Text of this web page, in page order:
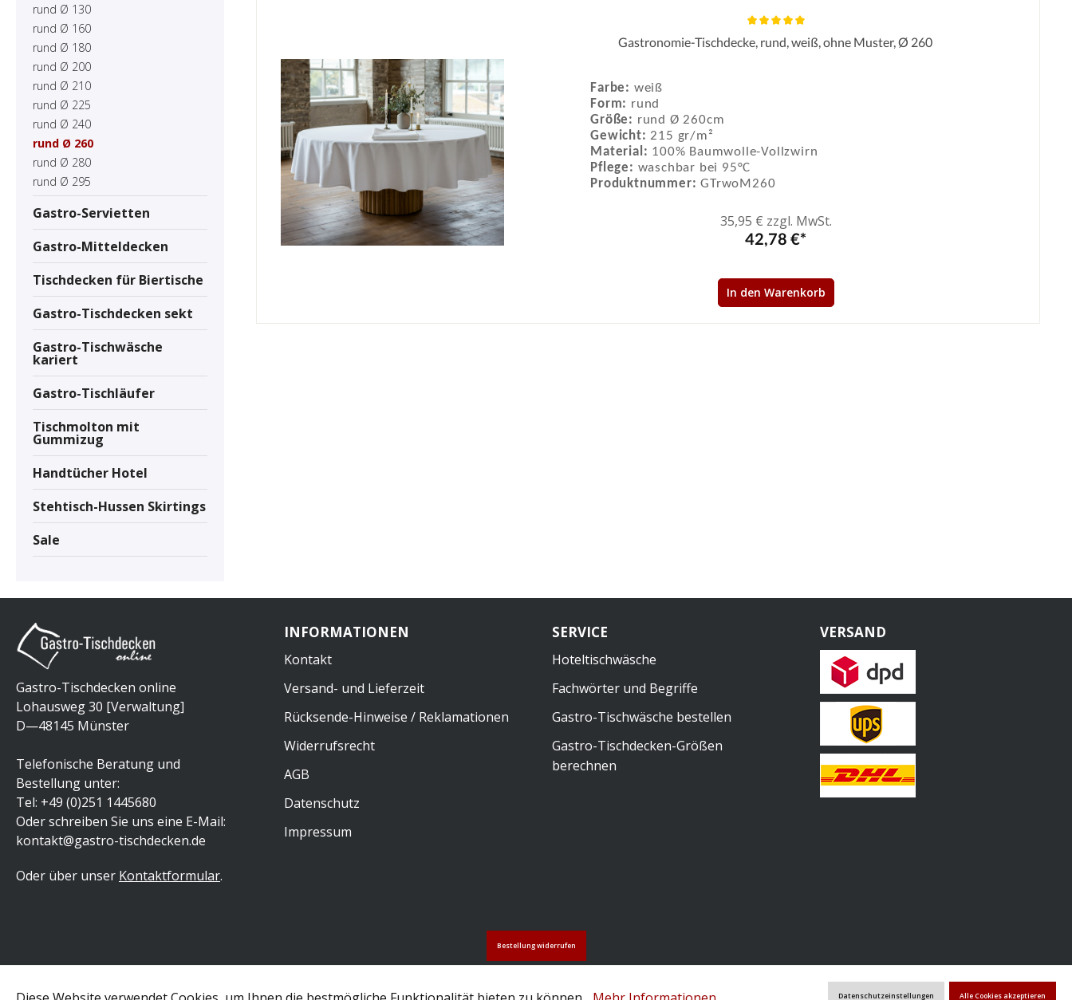
rund Ø 130
rund Ø 160
rund Ø 180
rund Ø 200
rund Ø 210
rund Ø 225
rund Ø 240
rund Ø 260
rund Ø 280
rund Ø 295
Gastro-Servietten
Gastro-Mitteldecken
Tischdecken für Biertische
Gastro-Tischdecken sekt
Gastro-Tischwäsche
kariert
Gastro-Tischläufer
Tischmolton mit
Gummizug
Handtücher Hotel
Stehtisch-Hussen Skirtings
Sale
Durchschnittliche Bewertung von 5 von 5 Sternen
Gastronomie-Tischdecke, rund, weiß, ohne Muster, Ø 260
Farbe: weiß
Form: rund
Größe: rund Ø 260cm
Gewicht:215 gr/m²
Material: 100% Baumwolle-Vollzwirn
Pflege: waschbar bei 95°C
Produktnummer:GTrwoM260
35,95 € zzgl. MwSt.
42,78 €*
In den Warenkorb
Gastro-Tischdecken online
Lohausweg 30 [Verwaltung]
D—48145 Münster
Telefonische Beratung und
Bestellung unter:
Tel: +49 (0)251 1445680
Oder schreiben Sie uns eine E-Mail:
kontakt@gastro-tischdecken.de
Oder über unser Kontaktformular.
INFORMATIONEN
Kontakt
Versand- und Lieferzeit
Rücksende-Hinweise / Reklamationen
Widerrufsrecht
AGB
Datenschutz
Impressum
SERVICE
Hoteltischwäsche
Fachwörter und Begriffe
Gastro-Tischwäsche bestellen
Gastro-Tischdecken-Größen
berechnen
VERSAND
Bestellung widerrufen
Datenschutzeinstellungen Alle Cookies akzeptieren